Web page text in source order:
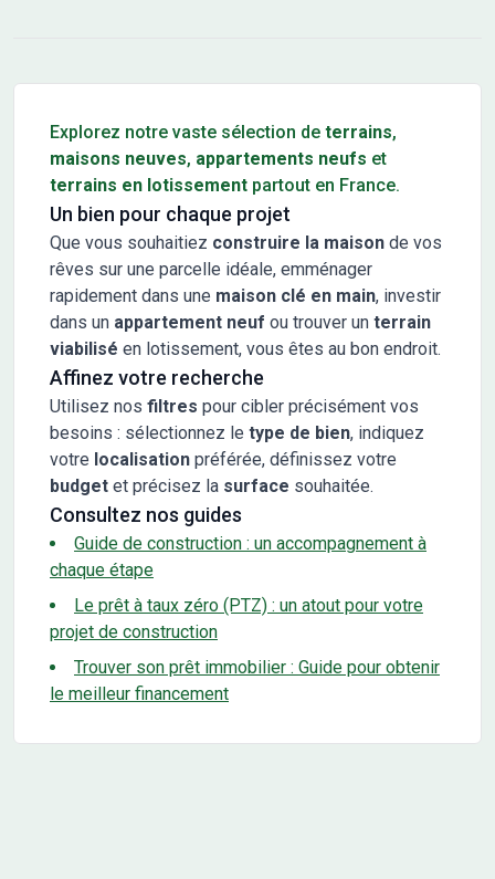
Explorez notre vaste sélection de terrains,
maisons neuves, appartements neufs et
terrains en lotissement partout en France.
Un bien pour chaque projet
Que vous souhaitiez construire la maison de vos
rêves sur une parcelle idéale, emménager
rapidement dans une maison clé en main, investir
dans un appartement neuf ou trouver un terrain
viabilisé en lotissement, vous êtes au bon endroit.
Affinez votre recherche
Utilisez nos filtres pour cibler précisément vos
besoins : sélectionnez le type de bien, indiquez
votre localisation préférée, définissez votre
budget et précisez la surface souhaitée.
Consultez nos guides
Guide de construction : un accompagnement à
chaque étape
Le prêt à taux zéro (PTZ) : un atout pour votre
projet de construction
Trouver son prêt immobilier : Guide pour obtenir
le meilleur financement